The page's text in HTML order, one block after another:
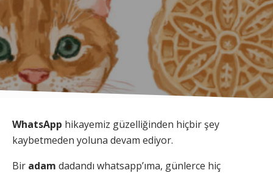
WhatsApp hikayemiz güzelliğinden hiçbir şey
kaybetmeden yoluna devam ediyor.
Bir adam dadandı whatsapp’ıma, günlerce hiç